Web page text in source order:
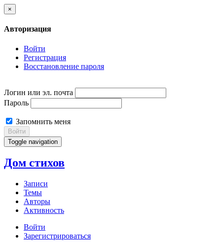
×
Авторизация
Войти
Регистрация
Восстановление пароля
Логин или эл. почта
Пароль
Запомнить меня
Войти
Toggle navigation
Дом стихов
Записи
Темы
Авторы
Активность
Войти
Зарегистрироваться